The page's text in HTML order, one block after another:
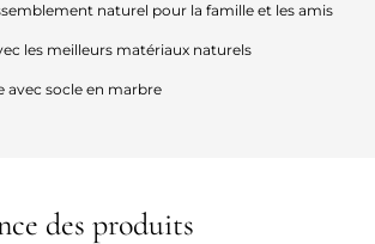
naturel pour la famille et les amis
les meilleurs matériaux naturels
avec socle en marbre
des produits